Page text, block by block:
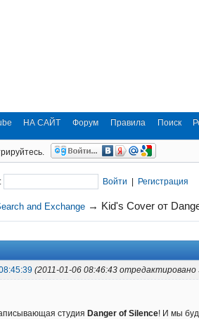
НА САЙТ Форум Правила Поиск
Войти | Регистрация
and Exchange → Kid's Cover от
(2011-01-06 08:46:43 отредактировано
студия Danger of Silence! И мы